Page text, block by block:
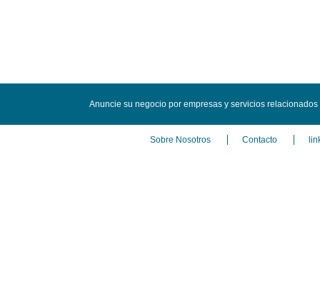
Anuncie su negocio por empresas y servicios
Sobre Nosotros Contacto